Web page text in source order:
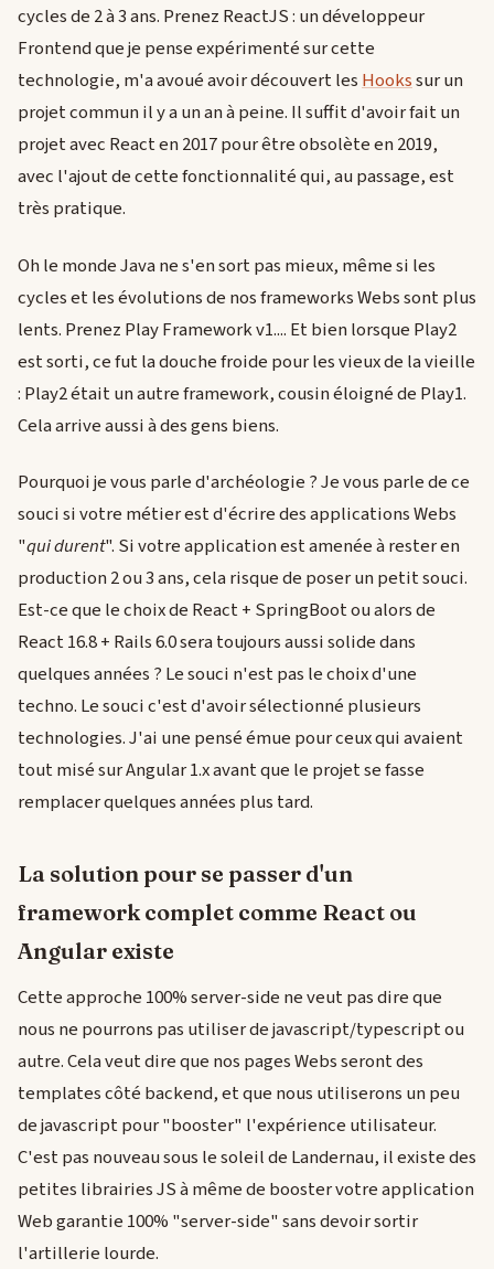
cycles de 2 à 3 ans. Prenez ReactJS : un développeur
Frontend que je pense expérimenté sur cette
technologie, m'a avoué avoir découvert lesHookssur un
projet commun il y a un an à peine. Il suffit d'avoir fait un
projet avec React en 2017 pour être obsolète en 2019,
avec l'ajout de cette fonctionnalité qui, au passage, est
très pratique.
Oh le monde Java ne s'en sort pas mieux, même si les
cycles et les évolutions de nos frameworks Webs sont plus
lents. Prenez Play Framework v1.... Et bien lorsque Play2
est sorti, ce fut la douche froide pour les vieux de la vieille
: Play2 était un autre framework, cousin éloigné de Play1.
Cela arrive aussi à des gens biens.
Pourquoi je vous parle d'archéologie ? Je vous parle de ce
souci si votre métier est d'écrire des applications Webs
"qui durent". Si votre application est amenée à rester en
production 2 ou 3 ans, cela risque de poser un petit souci.
Est-ce que le choix de React + SpringBoot ou alors de
React 16.8 + Rails 6.0 sera toujours aussi solide dans
quelques années ? Le souci n'est pas le choix d'une
techno. Le souci c'est d'avoir sélectionné plusieurs
technologies. J'ai une pensé émue pour ceux qui avaient
tout misé sur Angular 1.x avant que le projet se fasse
remplacer quelques années plus tard.
La solution pour se passer d'un
framework complet comme React ou
Angular existe
Cette approche 100% server-side ne veut pas dire que
nous ne pourrons pas utiliser de javascript/typescript ou
autre. Cela veut dire que nos pages Webs seront des
templates côté backend, et que nous utiliserons un peu
de javascript pour "booster" l'expérience utilisateur.
C'est pas nouveau sous le soleil de Landernau, il existe des
petites librairies JS à même de booster votre application
Web garantie 100% "server-side" sans devoir sortir
l'artillerie lourde.